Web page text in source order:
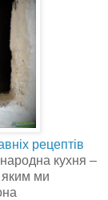
рецептів
народна кухня –
яким ми